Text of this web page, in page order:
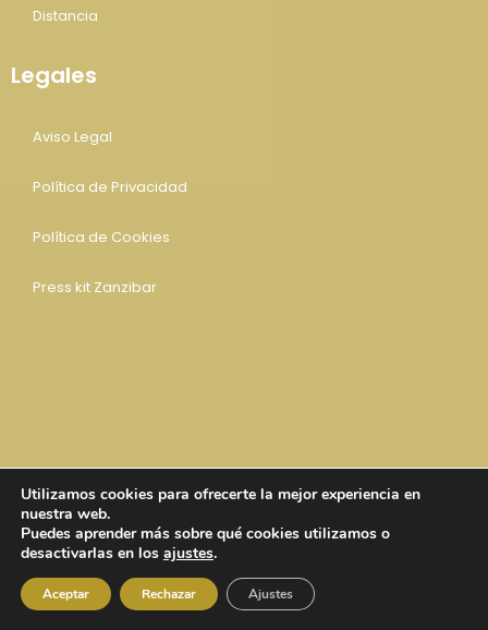
Distancia
Legales
Aviso Legal
Política de Privacidad
Política de Cookies
Press kit Zanzibar
Utilizamos cookies para ofrecerte la mejor experiencia en
nuestra web.
Puedes aprender más sobre qué cookies utilizamos o
desactivarlas en los ajustes.
Aceptar Rechazar Ajustes